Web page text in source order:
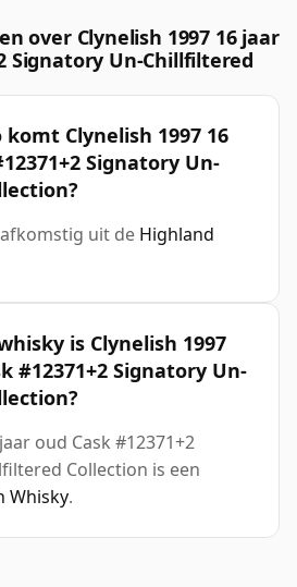
over Clynelish 1997 16 jaar
Signatory Un-Chillfiltered
Clynelish 1997 16
Signatory Un-
uit de Highland
is Clynelish 1997
#12371+2 Signatory Un-
oud Cask #12371+2
Collection is een
Whisky.